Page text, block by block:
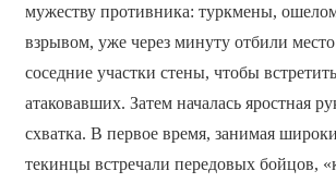
мужеству противника: туркмены,
взрывом, уже через минуту отбили
соседние участки стены, чтобы
атаковавших. Затем началась яростная
схватка. В первое время, занимая
текинцы встречали передовых бойцов,